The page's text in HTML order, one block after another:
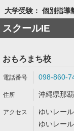
大学受験： 個別指導
スクールIE
おもろまち校
098-860-
沖縄県那
ゆいレー
ゆいレー